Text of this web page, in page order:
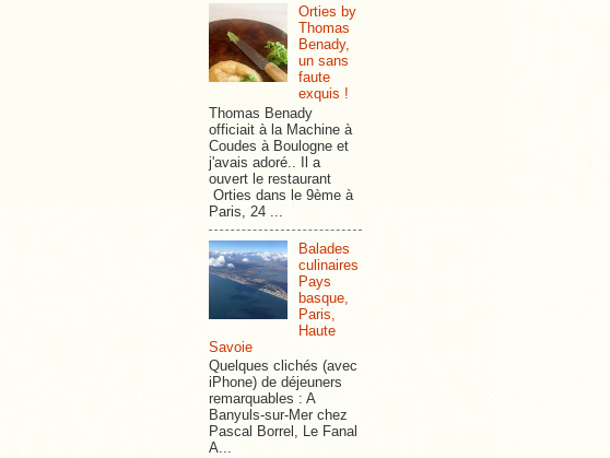
Orties by
Thomas
Benady,
un sans
faute
exquis !
Thomas Benady
officiait à la Machine à
Coudes à Boulogne et
j'avais adoré.. Il a
ouvert le restaurant
Orties dans le 9ème à
Paris, 24 ...
Balades
culinaires
Pays
basque,
Paris,
Haute
Savoie
Quelques clichés (avec
iPhone) de déjeuners
remarquables : A
Banyuls-sur-Mer chez
Pascal Borrel, Le Fanal
A...